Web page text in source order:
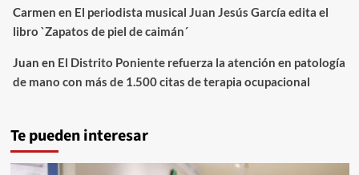
Carmen en El periodista musical Juan Jesús García edita el
libro `Zapatos de piel de caimán´
Juan en El Distrito Poniente refuerza la atención en patología
de mano con más de 1.500 citas de terapia ocupacional
Te pueden interesar